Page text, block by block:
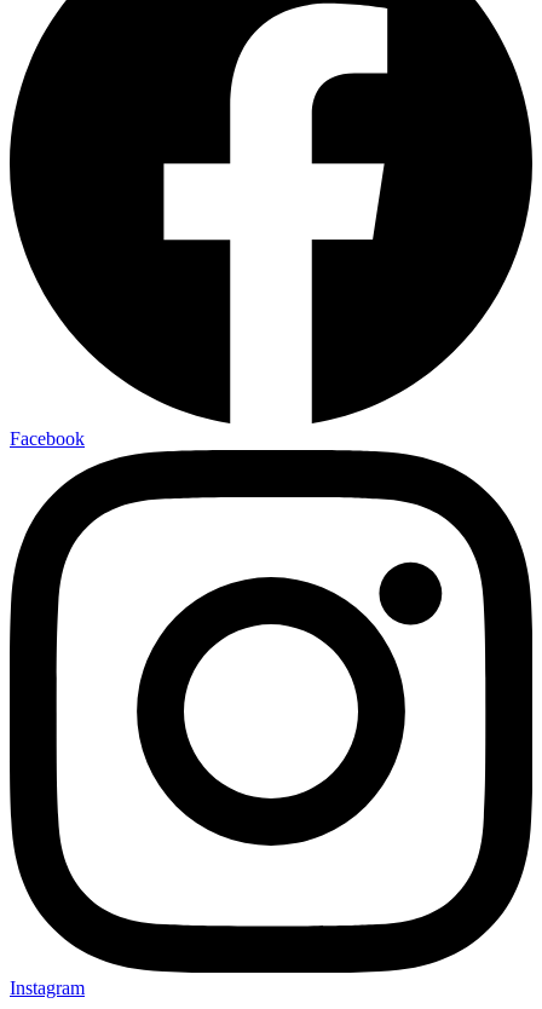
Facebook
Instagram